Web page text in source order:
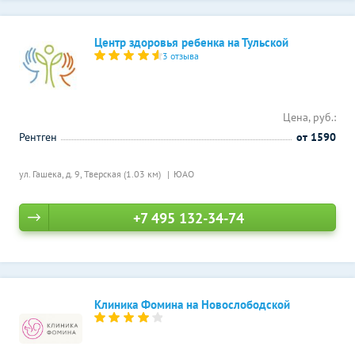
Центр здоровья ребенка на Тульской
3 отзыва
ул. Гашека, д. 9, Тверская (1.03 км) ЮАО
Цена, руб.:
Рентген
от 1590
+7 495 132-34-74
Клиника Фомина на Новослободской